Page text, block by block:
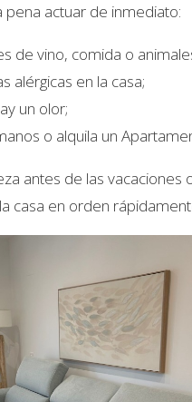
actuar de inmediato:
de vino, comida o
alérgicas en la casa;
un olor;
o alquila un
antes de las vacaciones
casa en orden